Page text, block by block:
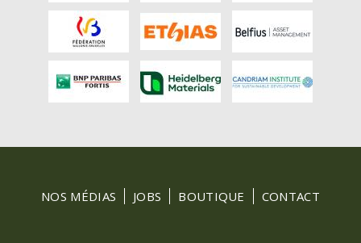
FOOTER
MENU
NOS MÉDIAS JOBS BOUTIQUE CONTACT